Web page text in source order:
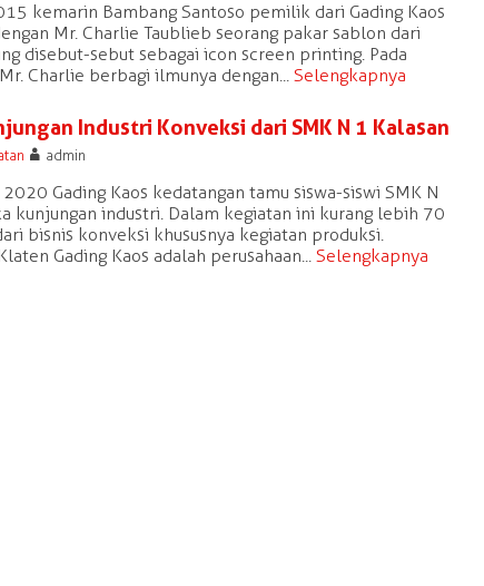
kemarin Bambang Santoso pemilik dari Gading Kaos
Mr. Charlie Taublieb seorang pakar sablon dari
disebut-sebut sebagai icon screen printing. Pada
Charlie berbagi ilmunya dengan... Selengkapnya
Industri Konveksi dari SMK N 1 Kalasan
A admin
Gading Kaos kedatangan tamu siswa-siswi SMK N
kunjungan industri. Dalam kegiatan ini kurang lebih 70
bisnis konveksi khususnya kegiatan produksi.
Gading Kaos adalah perusahaan... Selengkapnya